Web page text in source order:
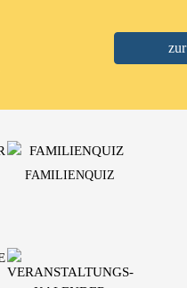
FAMILIENQUIZ